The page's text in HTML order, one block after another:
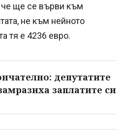
че ще се върви към
не към нейното
тя е 4236 евро.
депутатите
заплатите си